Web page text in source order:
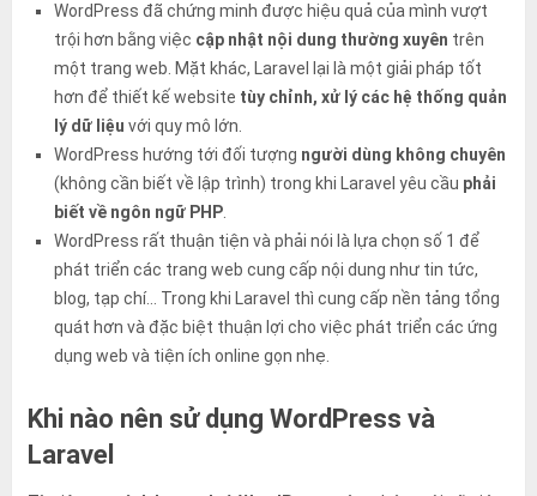
WordPress đã chứng minh được hiệu quả của mình vượt
trội hơn bằng việc cập nhật nội dung thường xuyên trên
một trang web. Mặt khác, Laravel lại là một giải pháp tốt
hơn để thiết kế website tùy chỉnh, xử lý các hệ thống quản
lý dữ liệu với quy mô lớn.
WordPress hướng tới đối tượng người dùng không chuyên
(không cần biết về lập trình) trong khi Laravel yêu cầu phải
biết về ngôn ngữ PHP.
WordPress rất thuận tiện và phải nói là lựa chọn số 1 để
phát triển các trang web cung cấp nội dung như tin tức,
blog, tạp chí… Trong khi Laravel thì cung cấp nền tảng tổng
quát hơn và đặc biệt thuận lợi cho việc phát triển các ứng
dụng web và tiện ích online gọn nhẹ.
Khi nào nên sử dụng WordPress và
Laravel